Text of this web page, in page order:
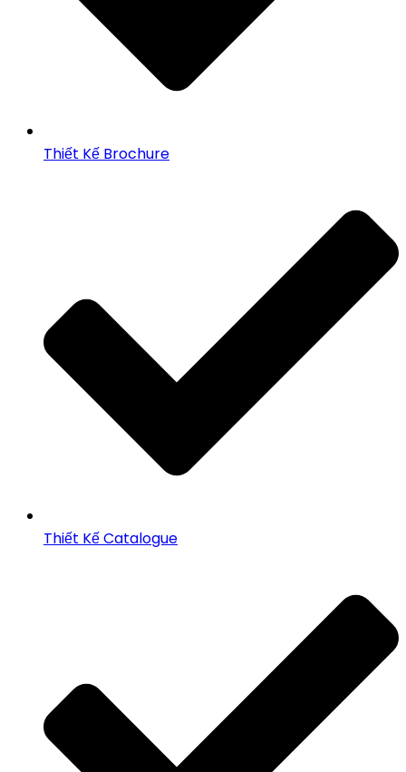
Thiết Kế Brochure
Thiết Kế Catalogue